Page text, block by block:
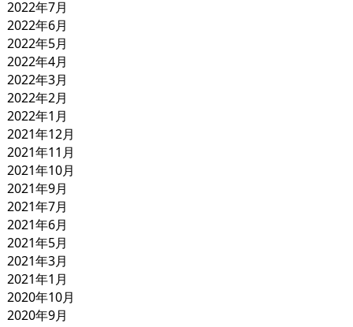
2022年7月
2022年6月
2022年5月
2022年4月
2022年3月
2022年2月
2022年1月
2021年12月
2021年11月
2021年10月
2021年9月
2021年7月
2021年6月
2021年5月
2021年3月
2021年1月
2020年10月
2020年9月